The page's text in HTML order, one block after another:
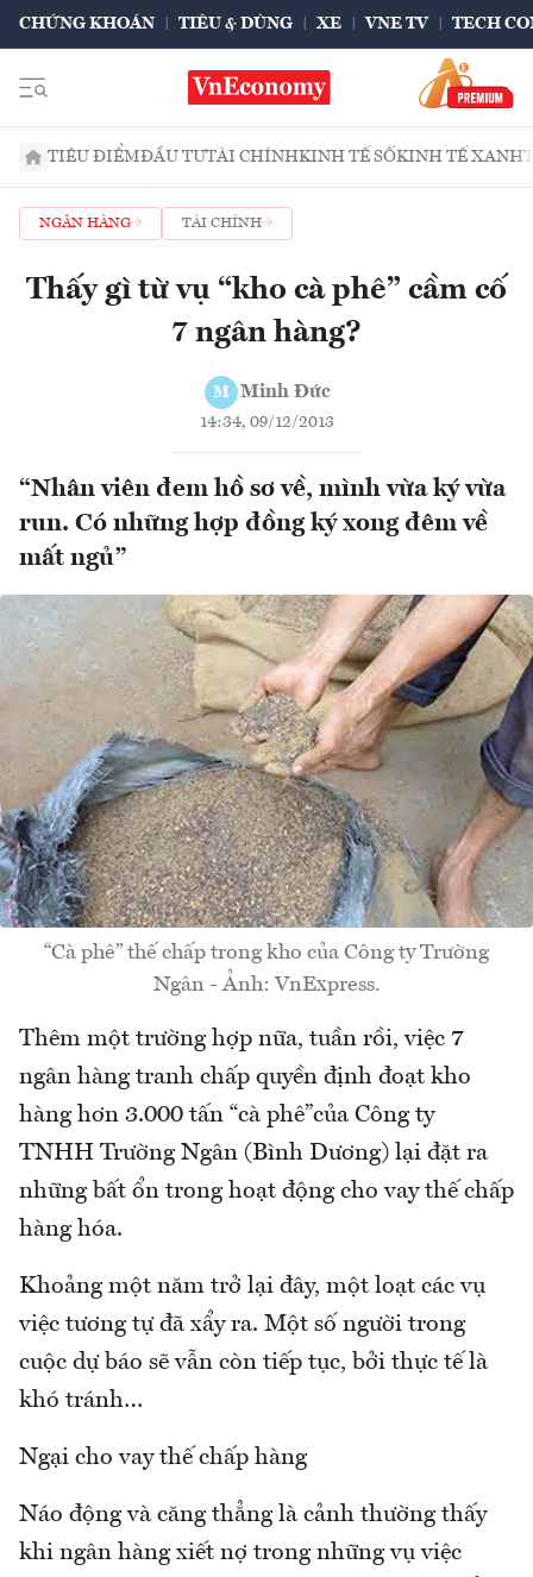
CHỨNG KHOÁN TIÊU & DÙNG XE VNE TV TECH
TIÊU ĐIỂMĐẦU TƯTÀI CHÍNHKINH TẾ SỐKINH TẾ XANH
NGÂN HÀNG TÀI CHÍNH
Thấy gì từ vụ “kho cà phê” cầm cố
7 ngân hàng?
M Minh Đức
14:34, 09/12/2013
“Nhân viên đem hồ sơ về, mình vừa ký vừa
run. Có những hợp đồng ký xong đêm về
mất ngủ”
“Cà phê” thế chấp trong kho của Công ty Trường
Ngân - Ảnh: VnExpress.
Thêm một trường hợp nữa, tuần rồi, việc 7
ngân hàng tranh chấp quyền định đoạt kho
hàng hơn 3.000 tấn “cà phê”của Công ty
TNHH Trường Ngân (Bình Dương) lại đặt ra
những bất ổn trong hoạt động cho vay thế chấp
hàng hóa.
Khoảng một năm trở lại đây, một loạt các vụ
việc tương tự đã xẩy ra. Một số người trong
cuộc dự báo sẽ vẫn còn tiếp tục, bởi thực tế là
khó tránh…
Ngại cho vay thế chấp hàng
Náo động và căng thẳng là cảnh thường thấy
khi ngân hàng xiết nợ trong những vụ việc